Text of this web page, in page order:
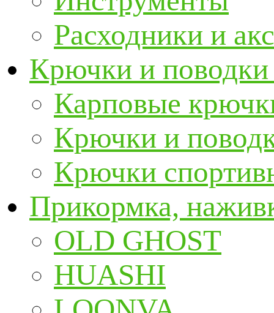
Расходники и
Крючки и
Карповые
Крючки и
Крючки
Прикормка,
OLD GHOST
HUASHI